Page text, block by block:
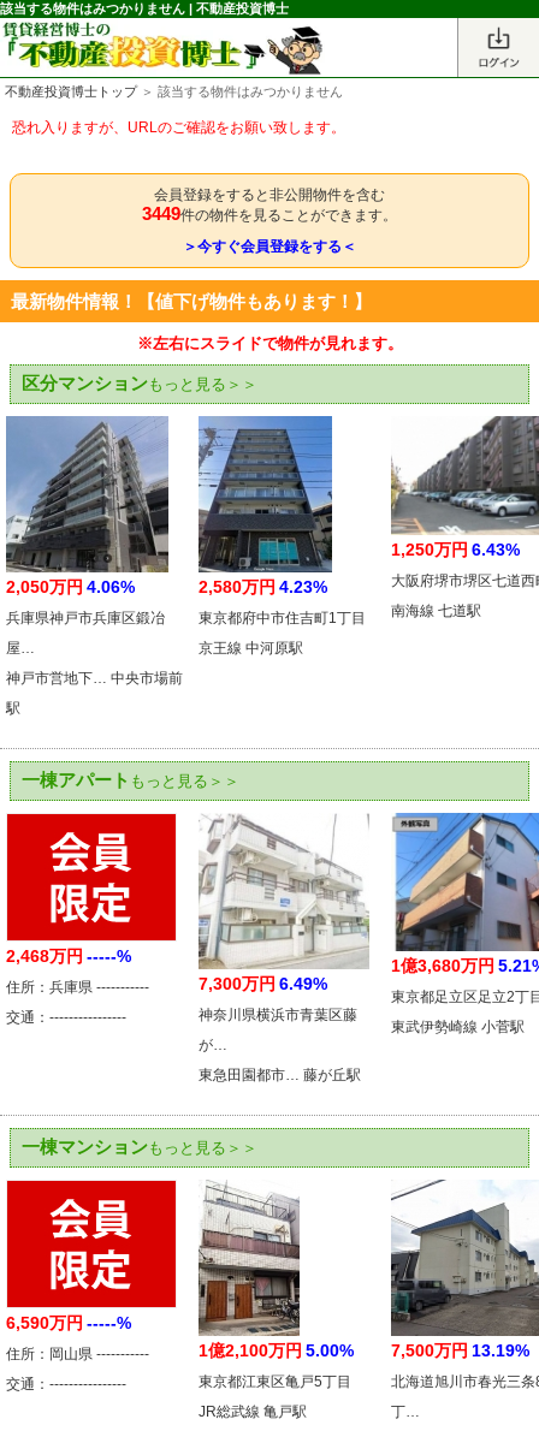
該当する物件はみつかりません | 不動産投資博士
不動産投資博士トップ＞ 該当する物件はみつかりません
恐れ入りますが、URLのご確認をお願い致します。
会員登録をすると非公開物件を含む
3449件の物件を見ることができます。
＞今すぐ会員登録をする＜
最新物件情報！【値下げ物件もあります！】
※左右にスライドで物件が見れます。
区分マンションもっと見る＞＞
2,050万円 4.06%
兵庫県神戸市兵庫区鍛冶
屋…
神戸市営地下… 中央市場前
駅
2,580万円 4.23%
東京都府中市住吉町1丁目
京王線 中河原駅
1,250万円 6.43%
大阪府堺市堺区七道西
南海線 七道駅
一棟アパート もっと見る＞＞
2,468万円 -----%
住所：兵庫県 -----------
交通：----------------
7,300万円 6.49%
神奈川県横浜市青葉区藤
が…
東急田園都市… 藤が丘駅
1億3,680万円
東京都足立区足立2丁
東武伊勢崎線 小菅駅
一棟マンションもっと見る＞＞
6,590万円 -----%
住所：岡山県 -----------
交通：----------------
1億2,100万円 5.00%
東京都江東区亀戸5丁目
JR総武線 亀戸駅
7,500万円 13.19%
北海道旭川市春光三条
丁…